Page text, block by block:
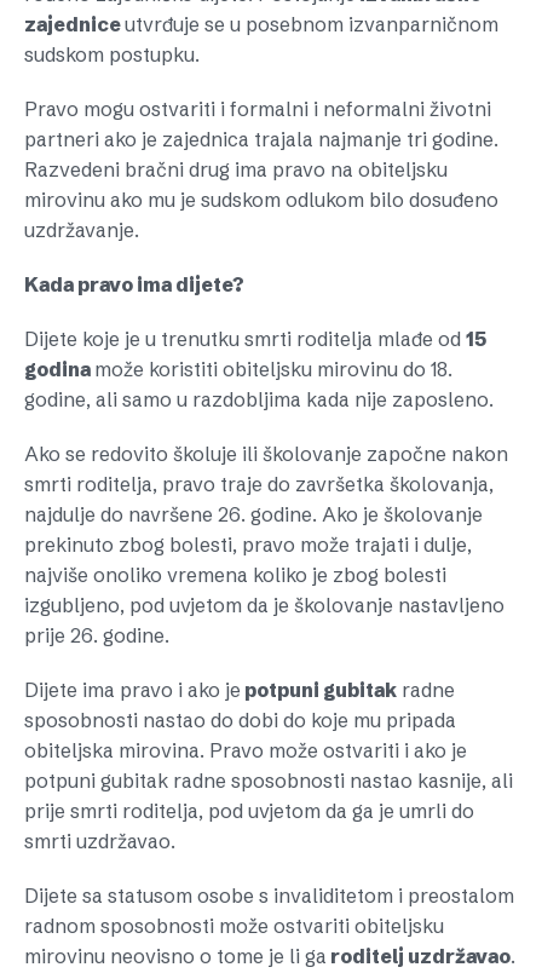
zajedniceutvrđuje se u posebnom izvanparničnom
sudskom postupku.
Pravo mogu ostvariti i formalni i neformalni životni
partneri ako je zajednica trajala najmanje tri godine.
Razvedeni bračni drug ima pravo na obiteljsku
mirovinu ako mu je sudskom odlukom bilo dosuđeno
uzdržavanje.
Kada pravo ima dijete?
Dijete koje je u trenutku smrti roditelja mlađe od 15
godina može koristiti obiteljsku mirovinu do 18.
godine, ali samo u razdobljima kada nije zaposleno.
Ako se redovito školuje ili školovanje započne nakon
smrti roditelja, pravo traje do završetka školovanja,
najdulje do navršene 26. godine. Ako je školovanje
prekinuto zbog bolesti, pravo može trajati i dulje,
najviše onoliko vremena koliko je zbog bolesti
izgubljeno, pod uvjetom da je školovanje nastavljeno
prije 26. godine.
Dijete ima pravo i ako je potpuni gubitak radne
sposobnosti nastao do dobi do koje mu pripada
obiteljska mirovina. Pravo može ostvariti i ako je
potpuni gubitak radne sposobnosti nastao kasnije, ali
prije smrti roditelja, pod uvjetom da ga je umrli do
smrti uzdržavao.
Dijete sa statusom osobe s invaliditetom i preostalom
radnom sposobnosti može ostvariti obiteljsku
mirovinu neovisno o tome je li ga roditelj uzdržavao.